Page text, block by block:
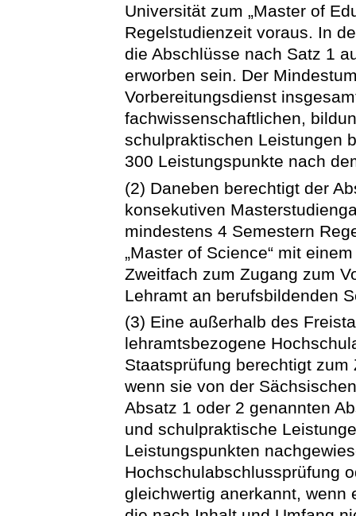
Universität zum „Master of
Regelstudienzeit voraus. In
die Abschlüsse nach Satz 1
erworben sein. Der
Vorbereitungsdienst
fachwissenschaftlichen,
schulpraktischen Leistungen
300 Leistungspunkte nach
(2) Daneben berechtigt der
konsekutiven
mindestens 4 Semestern
„Master of Science“ mit
Zweitfach zum Zugang zum
Lehramt an berufsbildenden
(3) Eine außerhalb des
lehramtsbezogene
Staatsprüfung berechtigt
wenn sie von der
Absatz 1 oder 2 genannten
und schulpraktische
Leistungspunkten
Hochschulabschlussprüfung
gleichwertig anerkannt, wenn